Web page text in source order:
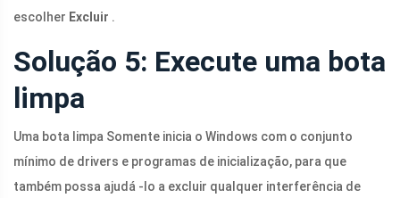
escolher Excluir .
Solução 5: Execute uma bota
limpa
Uma bota limpa Somente inicia o Windows com o conjunto
mínimo de drivers e programas de inicialização, para que
também possa ajudá -lo a excluir qualquer interferência de